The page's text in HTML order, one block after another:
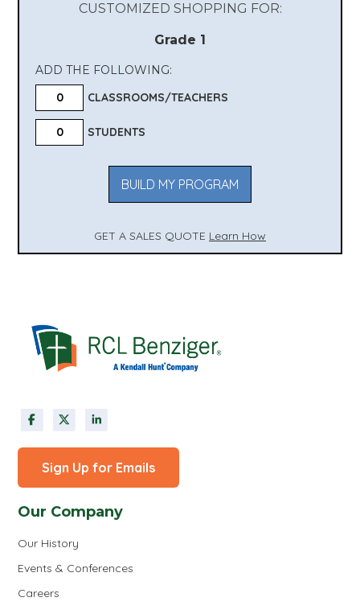
CUSTOMIZED SHOPPING FOR:
Grade 1
ADD THE FOLLOWING:
CLASSROOMS/TEACHERS
STUDENTS
BUILD MY PROGRAM
GET A SALES QUOTE Learn How
Sign Up for Emails
Our Company
Our History
Events & Conferences
Careers